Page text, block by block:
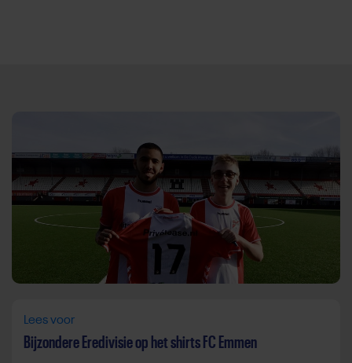
Lees voor
Bijzondere Eredivisie op het shirts FC Emmen